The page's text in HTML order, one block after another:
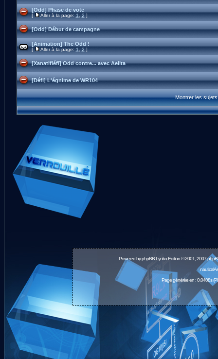
[Odd] Phase de vote
[ Aller à la page:1,2]
[Odd] Début de campagne
[Animation] The Odd !
[ Aller à la page:1,2]
[Xanatifiéfi] Odd contre... avec Aelita
[Défi] L'égnime de WR104
Montrer les
Powered byphpBBLyoko Edition © 2001, 2007
Page générée en : 0.0408s